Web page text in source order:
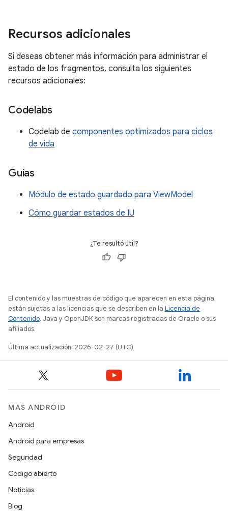
Recursos adicionales
Si deseas obtener más información para administrar el
estado de los fragmentos, consulta los siguientes
recursos adicionales:
Codelabs
Codelab de componentes optimizados para ciclos
de vida
Guías
Módulo de estado guardado para ViewModel
Cómo guardar estados de IU
¿Te resultó útil?
El contenido y las muestras de código que aparecen en esta página
están sujetas a las licencias que se describen en la Licencia de
Contenido. Java y OpenJDK son marcas registradas de Oracle o sus
afiliados.
Última actualización: 2026-02-27 (UTC)
MÁS ANDROID
Android
Android para empresas
Seguridad
Código abierto
Noticias
Blog